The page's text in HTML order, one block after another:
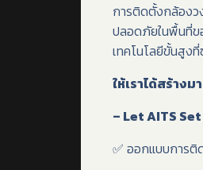
การติดตั้งกล้องว
ปลอดภัยในพื้นที่ข
เทคโนโลยีขั้นสูง
ให้เราได้สร้าง
– Let AITS
✅ ออกแบบการ